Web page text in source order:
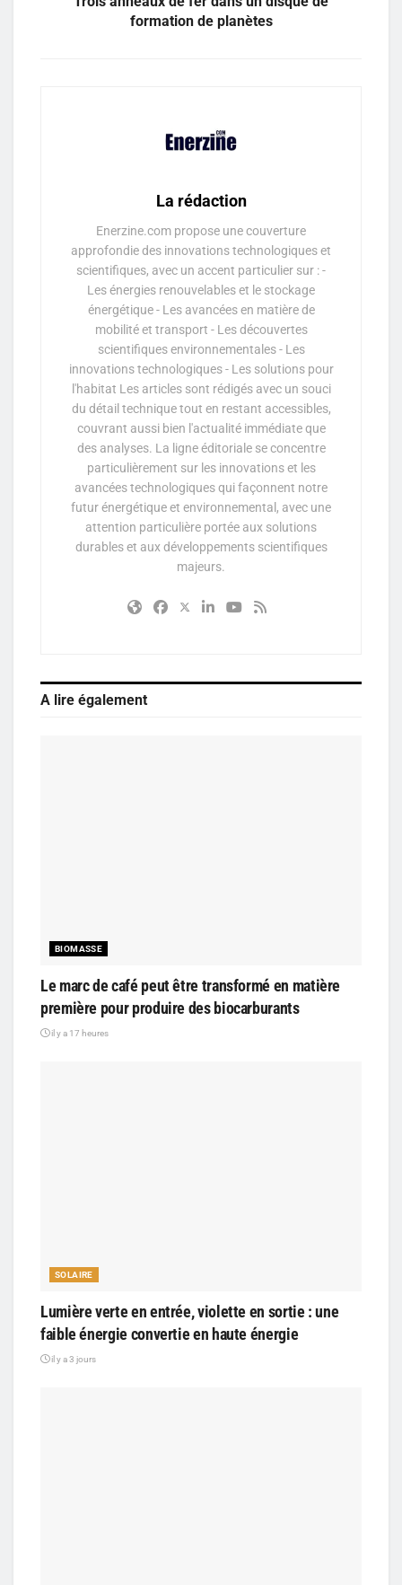
formation de planètes
La rédaction
Enerzine.com propose une couverture
approfondie des innovations technologiques et
scientifiques, avec un accent particulier sur : -
Les énergies renouvelables et le stockage
énergétique - Les avancées en matière de
mobilité et transport - Les découvertes
scientifiques environnementales - Les
innovations technologiques - Les solutions pour
l'habitat Les articles sont rédigés avec un souci
du détail technique tout en restant accessibles,
couvrant aussi bien l'actualité immédiate que
des analyses. La ligne éditoriale se concentre
particulièrement sur les innovations et les
avancées technologiques qui façonnent notre
futur énergétique et environnemental, avec une
attention particulière portée aux solutions
durables et aux développements scientifiques
majeurs.
A lire également
BIOMASSE
Le marc de café peut être transformé en matière
première pour produire des biocarburants
il y a 17 heures
SOLAIRE
Lumière verte en entrée, violette en sortie : une
faible énergie convertie en haute énergie
il y a 3 jours